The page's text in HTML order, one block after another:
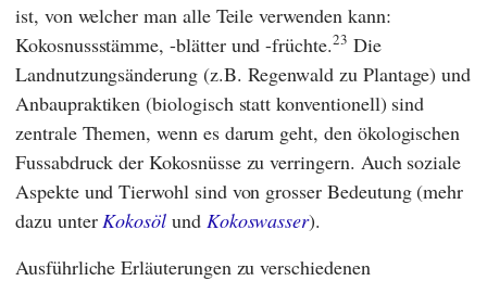
ist, von welcher man alle Teile verwenden kann:
Kokosnussstämme, -blätter und -früchte.23 Die
Landnutzungsänderung (z.B. Regenwald zu Plantage) und
Anbaupraktiken (biologisch statt konventionell) sind
zentrale Themen, wenn es darum geht, den ökologischen
Fussabdruck der Kokosnüsse zu verringern. Auch soziale
Aspekte und Tierwohl sind von grosser Bedeutung (mehr
dazu unter Kokosöl und Kokoswasser).
Ausführliche Erläuterungen zu verschiedenen